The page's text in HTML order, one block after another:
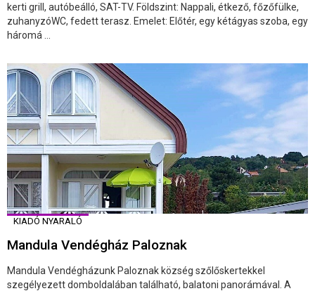
kerti grill, autóbeálló, SAT-TV. Földszint: Nappali, étkező, főzőfülke,
zuhanyzóWC, fedett terasz. Emelet: Előtér, egy kétágyas szoba, egy
háromá ...
KIADÓ NYARALÓ
Mandula Vendégház Paloznak
Mandula Vendégházunk Paloznak község szőlőskertekkel
szegélyezett domboldalában található, balatoni panorámával. A